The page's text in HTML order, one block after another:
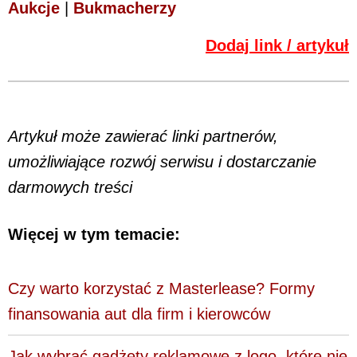
Aukcje Bukmacherzy
Dodaj link / artykuł
Artykuł może zawierać linki partnerów,
umożliwiające rozwój serwisu i dostarczanie
darmowych treści
Więcej w tym temacie:
Czy warto korzystać z Masterlease? Formy
finansowania aut dla firm i kierowców